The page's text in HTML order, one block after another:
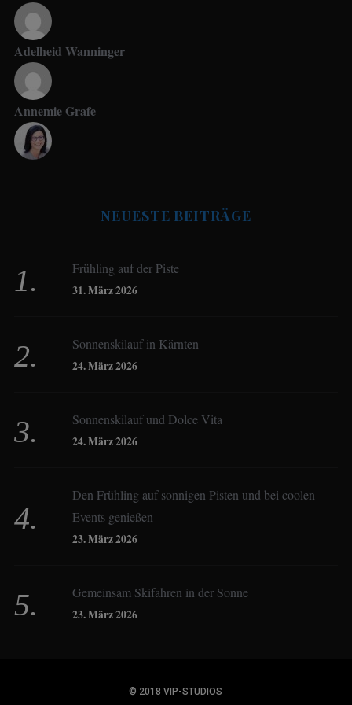
Adelheid Wanninger
Annemie Grafe
Birgit Werner
Christoph Schrahe
Derk Hoberg
Dominique Schroller
NEUESTE BEITRÄGE
Frühling auf der Piste
31. März 2026
Sonnenskilauf in Kärnten
24. März 2026
Sonnenskilauf und Dolce Vita
24. März 2026
Den Frühling auf sonnigen Pisten und bei coolen
Events genießen
23. März 2026
Gemeinsam Skifahren in der Sonne
23. März 2026
© 2018VIP-STUDIOS